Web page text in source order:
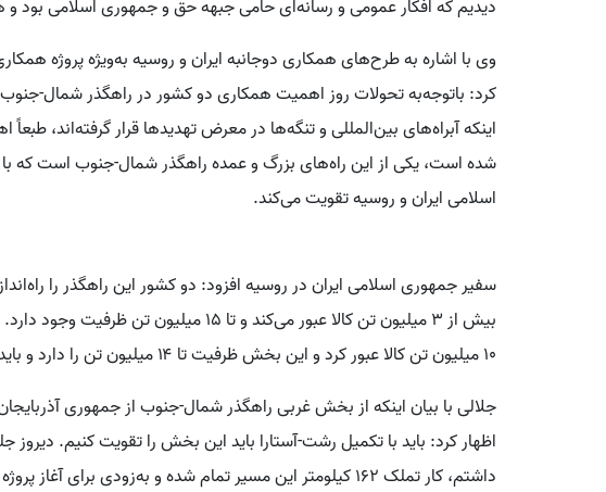
دیدیم که افکار عمومی و رسانه‌ای حامی جبهه حق و جمهوری اسلامی بود
وی با اشاره به طرح‌های همکاری دوجانبه ایران و روسیه به‌ویژه پروژه
کرد: باتوجه‌به تحولات روز اهمیت همکاری دو کشور در راهگذر شمال-
اینکه آبراه‌های بین‌المللی و تنگه‌ها در معرض تهدیدها قرار گرفته‌اند،
شده است، یکی از این راه‌های بزرگ و عمده راهگذر شمال-جنوب است که
اسلامی ایران و روسیه تقویت می‌کند.
سفیر جمهوری اسلامی ایران در روسیه افزود: دو کشور این راهگذر را
بیش از ۳ میلیون تن کالا عبور می‌کند و تا ۱۵
۱۰ میلیون تن کالا عبور کرد و این بخش ظرفیت تا ۱۴ میلیون تن را دارد و باید هر دو را تقویت کنیم.
اظهار کرد: باید با تکمیل رشت-آستارا باید این بخش را تقویت کنیم.
داشتم، کار تملک ۱۶۲ کیلومتر این مسیر تمام شده و به‌زودی برای آغاز پروژه در اختیار روسیه قرار می‌گیرد.